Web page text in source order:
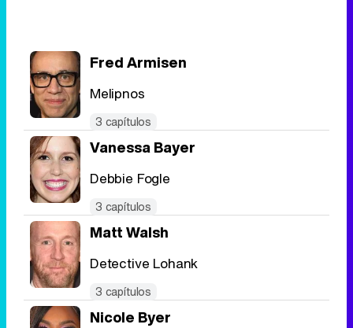
Fred Armisen
Melipnos
3 capítulos
Vanessa Bayer
Debbie Fogle
3 capítulos
Matt Walsh
Detective Lohank
3 capítulos
Nicole Byer